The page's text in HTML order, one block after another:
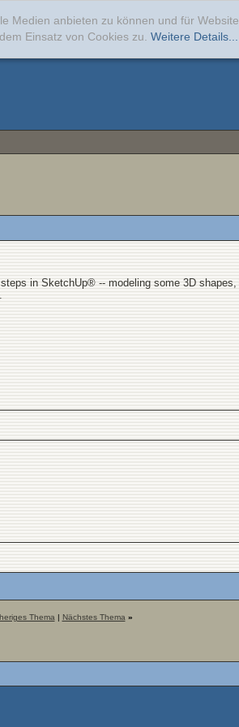
anbieten zu können und für
Einsatz von Cookies zu. Weitere Details...
in SketchUp® -- modeling some 3D
Thema | Nächstes Thema »